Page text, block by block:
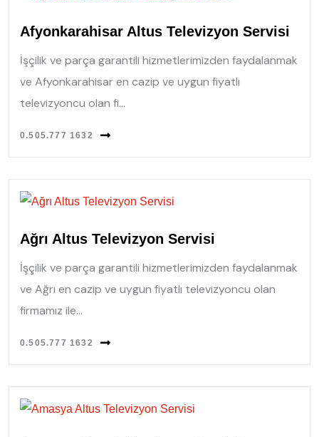
Afyonkarahisar Altus Televizyon Servisi
İşçilik ve parça garantili hizmetlerimizden faydalanmak
ve Afyonkarahisar en cazip ve uygun fiyatlı
televizyoncu olan fi...
0.505.777 1632
Ağrı Altus Televizyon Servisi
İşçilik ve parça garantili hizmetlerimizden faydalanmak
ve Ağrı en cazip ve uygun fiyatlı televizyoncu olan
firmamız ile...
0.505.777 1632